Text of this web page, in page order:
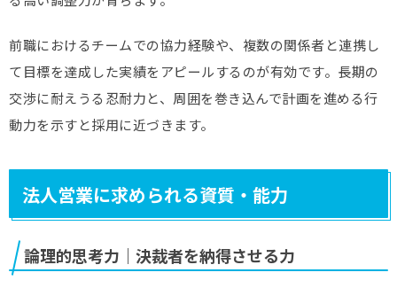
前職におけるチームでの協力経験や、複数の関係者と連携し
て目標を達成した実績をアピールするのが有効です。長期の
交渉に耐えうる忍耐力と、周囲を巻き込んで計画を進める行
動力を示すと採用に近づきます。
法人営業に求められる資質・能力
論理的思考力｜決裁者を納得させる力